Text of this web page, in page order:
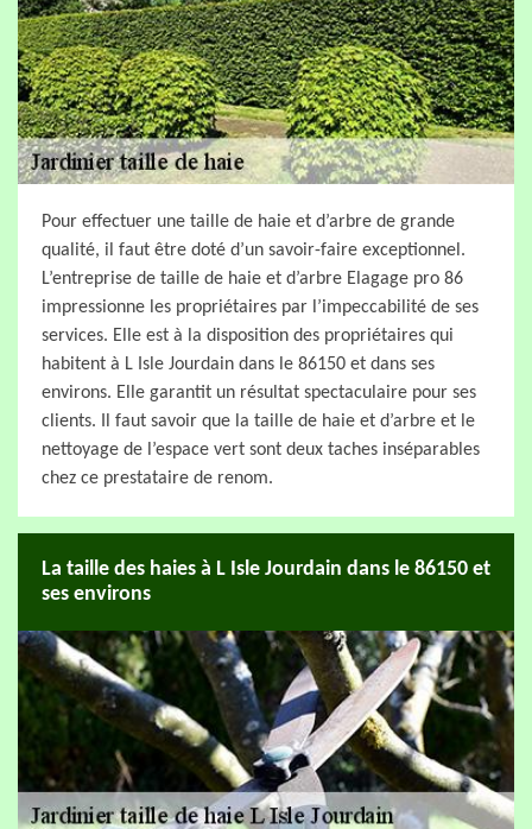
Pour effectuer une taille de haie et d’arbre de grande
qualité, il faut être doté d’un savoir-faire exceptionnel.
L’entreprise de taille de haie et d’arbre Elagage pro 86
impressionne les propriétaires par l’impeccabilité de ses
services. Elle est à la disposition des propriétaires qui
habitent à L Isle Jourdain dans le 86150 et dans ses
environs. Elle garantit un résultat spectaculaire pour ses
clients. Il faut savoir que la taille de haie et d’arbre et le
nettoyage de l’espace vert sont deux taches inséparables
chez ce prestataire de renom.
La taille des haies à L Isle Jourdain dans le 86150 et
ses environs